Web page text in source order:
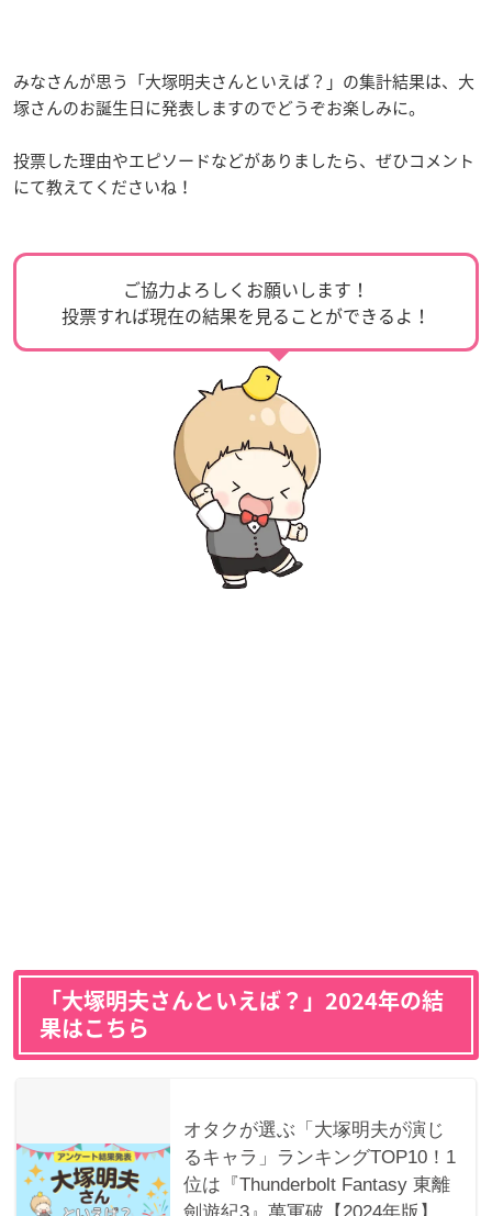
みなさんが思う「大塚明夫さんといえば？」の集計結果は、大
塚さんのお誕生日に発表しますのでどうぞお楽しみに。
投票した理由やエピソードなどがありましたら、ぜひコメント
にて教えてくださいね！
ご協力よろしくお願いします！
投票すれば現在の結果を見ることができるよ！
「大塚明夫さんといえば？」2024年の結
果はこちら